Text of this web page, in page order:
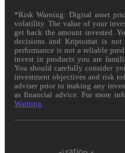
*Risk Warning: Digital asset
volatility. The value of your
get back the amount invested.
decisions and Kriptomat is
performance is not a reliable
invest in products you are
You should carefully consider
investment objectives and risk
adviser prior to making any
as financial advice. For more
Warning